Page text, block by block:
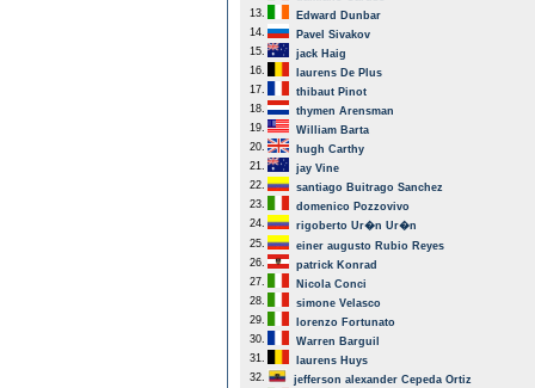
13.
Edward Dunbar
14.
Pavel Sivakov
15.
jack Haig
16.
laurens De Plus
17.
thibaut Pinot
18.
thymen Arensman
19.
William Barta
20.
hugh Carthy
21.
jay Vine
22.
santiago Buitrago Sanchez
23.
domenico Pozzovivo
24.
rigoberto Ur�n Ur�n
25.
einer augusto Rubio Reyes
26.
patrick Konrad
27.
Nicola Conci
28.
simone Velasco
29.
lorenzo Fortunato
30.
Warren Barguil
31.
laurens Huys
32.
jefferson alexander Cepeda Ortiz